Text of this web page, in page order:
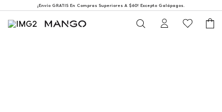
¡Envío GRATIS En Compras Superiores A $60! Excepto Galápagos.